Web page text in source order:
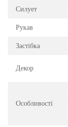
Силует
Рукав
Застібка
Декор
Особливості